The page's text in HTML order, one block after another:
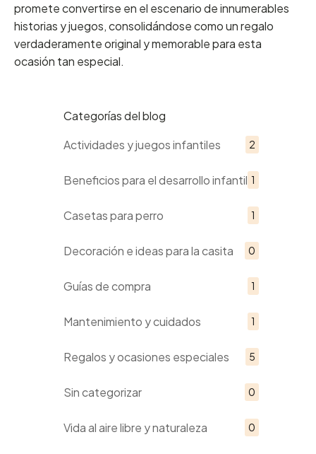
promete convertirse en el escenario de innumerables
historias y juegos, consolidándose como un regalo
verdaderamente original y memorable para esta
ocasión tan especial.
Categorías del blog
Actividades y juegos infantiles
2
Beneficios para el desarrollo infantil 1
Casetas para perro 1
Decoración e ideas para la casita 0
Guías de compra 1
Mantenimiento y cuidados 1
Regalos y ocasiones especiales 5
Sin categorizar 0
Vida al aire libre y naturaleza 0